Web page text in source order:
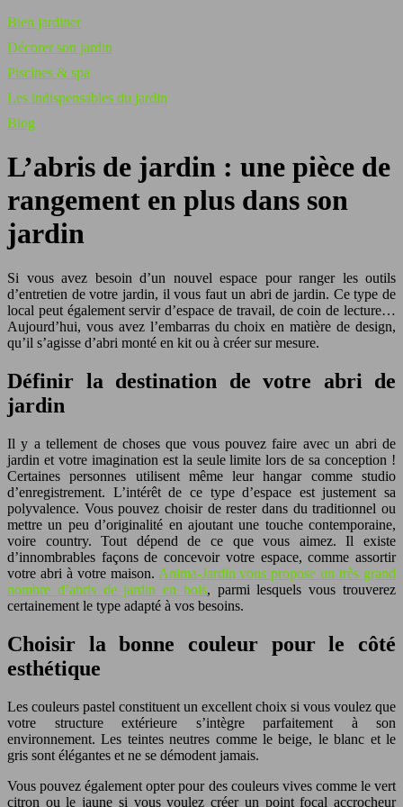
Bien jardiner
Décorer son jardin
Piscines & spa
Les indispensables du jardin
Blog
L’abris de jardin : une pièce de
rangement en plus dans son
jardin
Si vous avez besoin d’un nouvel espace pour ranger les outils
d’entretien de votre jardin, il vous faut un abri de jardin. Ce type de
local peut également servir d’espace de travail, de coin de lecture…
Aujourd’hui, vous avez l’embarras du choix en matière de design,
qu’il s’agisse d’abri monté en kit ou à créer sur mesure.
Définir la destination de votre abri de
jardin
Il y a tellement de choses que vous pouvez faire avec un abri de
jardin et votre imagination est la seule limite lors de sa conception !
Certaines personnes utilisent même leur hangar comme studio
d’enregistrement. L’intérêt de ce type d’espace est justement sa
polyvalence. Vous pouvez choisir de rester dans du traditionnel ou
mettre un peu d’originalité en ajoutant une touche contemporaine,
voire country. Tout dépend de ce que vous aimez. Il existe
d’innombrables façons de concevoir votre espace, comme assortir
votre abri à votre maison. Anima-Jardin vous propose un très grand
nombre d’abris de jardin en bois, parmi lesquels vous trouverez
certainement le type adapté à vos besoins.
Choisir la bonne couleur pour le côté
esthétique
Les couleurs pastel constituent un excellent choix si vous voulez que
votre structure extérieure s’intègre parfaitement à son
environnement. Les teintes neutres comme le beige, le blanc et le
gris sont élégantes et ne se démodent jamais.
Vous pouvez également opter pour des couleurs vives comme le vert
citron ou le jaune si vous voulez créer un point focal accrocheur